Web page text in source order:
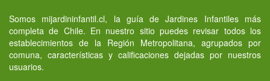
Somos mijardininfantil.cl, la guía de Jardines Infantiles más
completa de Chile. En nuestro sitio puedes revisar todos los
establecimientos de la Región Metropolitana, agrupados por
comuna, características y calificaciones dejadas por nuestros
usuarios.